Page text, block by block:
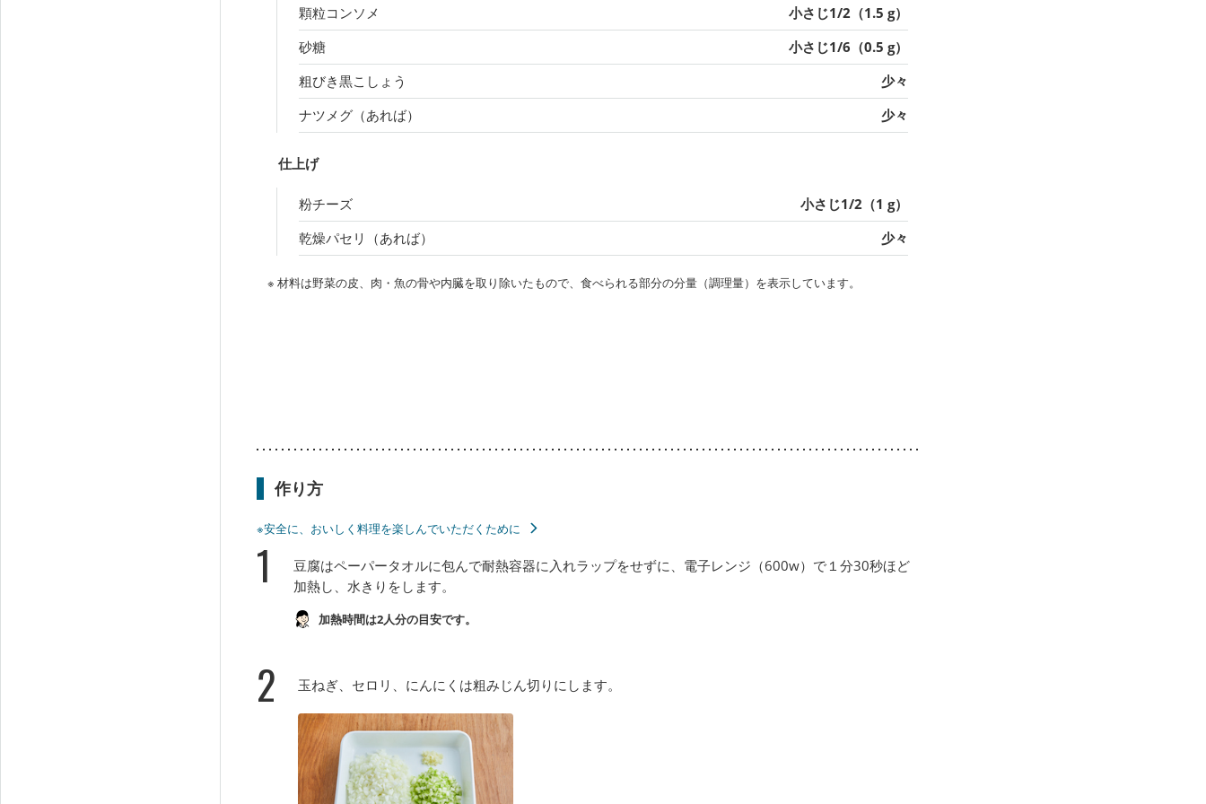
顆粒コンソメ
小さじ1/2（1.5 g）
砂糖
小さじ1/6（0.5 g）
粗びき黒こしょう
少々
ナツメグ（あれば）
少々
仕上げ
粉チーズ
小さじ1/2（1 g）
乾燥パセリ（あれば）
少々
※ 材料は野菜の皮、肉・魚の骨や内臓を取り除いたもので、食べられる部分の分量（調理量）を表示しています。
作り方
※安全に、おいしく料理を楽しんでいただくために
1
豆腐はペーパータオルに包んで耐熱容器に入れラップをせずに、電子レンジ（600w）で１分30秒ほど
加熱し、水きりをします。
加熱時間は2人分の目安です。
2 玉ねぎ、セロリ、にんにくは粗みじん切りにします。